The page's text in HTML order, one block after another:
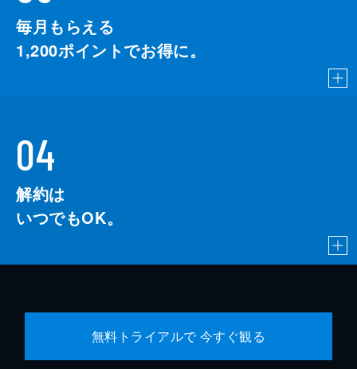
毎月もらえる
1,200ポイントでお得に。
04
解約は
いつでもOK。
無料トライアルで 今すぐ観る